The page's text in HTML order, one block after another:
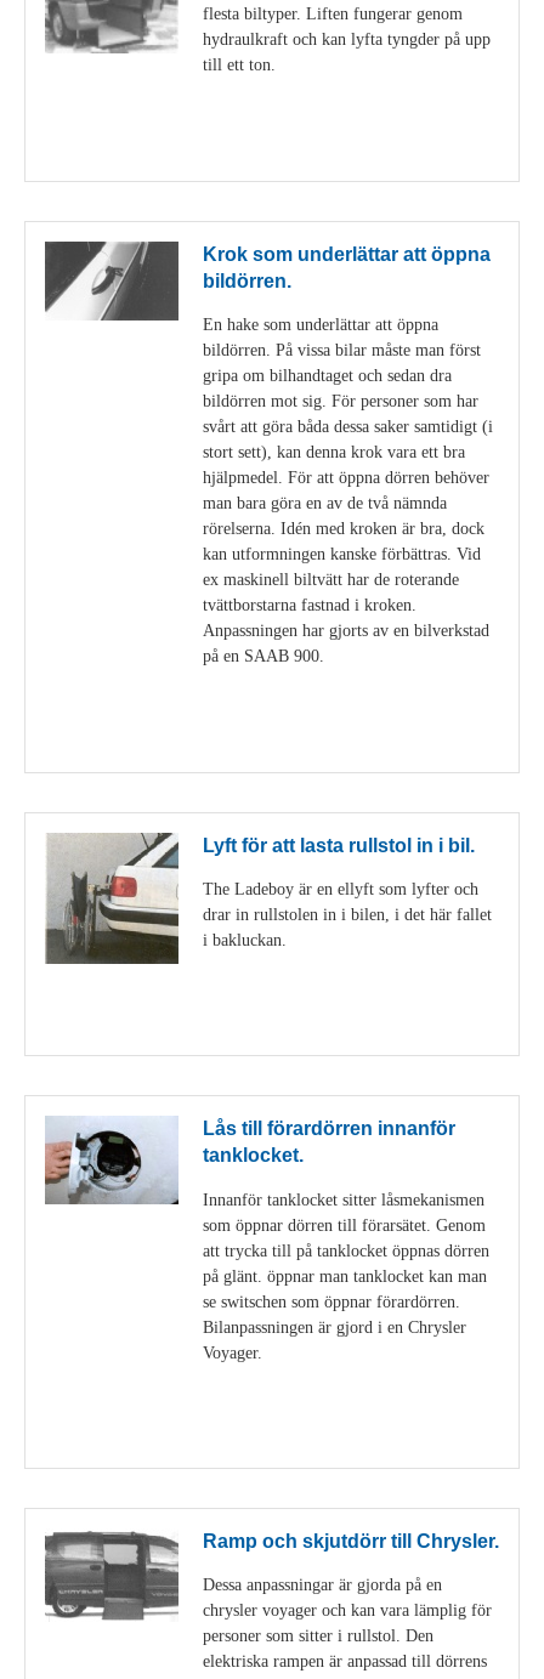
flesta biltyper. Liften fungerar genom
hydraulkraft och kan lyfta tyngder på upp
till ett ton.
Krok som underlättar att öppna
bildörren.
En hake som underlättar att öppna
bildörren. På vissa bilar måste man först
gripa om bilhandtaget och sedan dra
bildörren mot sig. För personer som har
svårt att göra båda dessa saker samtidigt (i
stort sett), kan denna krok vara ett bra
hjälpmedel. För att öppna dörren behöver
man bara göra en av de två nämnda
rörelserna. Idén med kroken är bra, dock
kan utformningen kanske förbättras. Vid
ex maskinell biltvätt har de roterande
tvättborstarna fastnad i kroken.
Anpassningen har gjorts av en bilverkstad
på en SAAB 900.
Lyft för att lasta rullstol in i bil.
The Ladeboy är en ellyft som lyfter och
drar in rullstolen in i bilen, i det här fallet
i bakluckan.
Lås till förardörren innanför
tanklocket.
Innanför tanklocket sitter låsmekanismen
som öppnar dörren till förarsätet. Genom
att trycka till på tanklocket öppnas dörren
på glänt. öppnar man tanklocket kan man
se switschen som öppnar förardörren.
Bilanpassningen är gjord i en Chrysler
Voyager.
Ramp och skjutdörr till Chrysler.
Dessa anpassningar är gjorda på en
chrysler voyager och kan vara lämplig för
personer som sitter i rullstol. Den
elektriska rampen är anpassad till dörrens